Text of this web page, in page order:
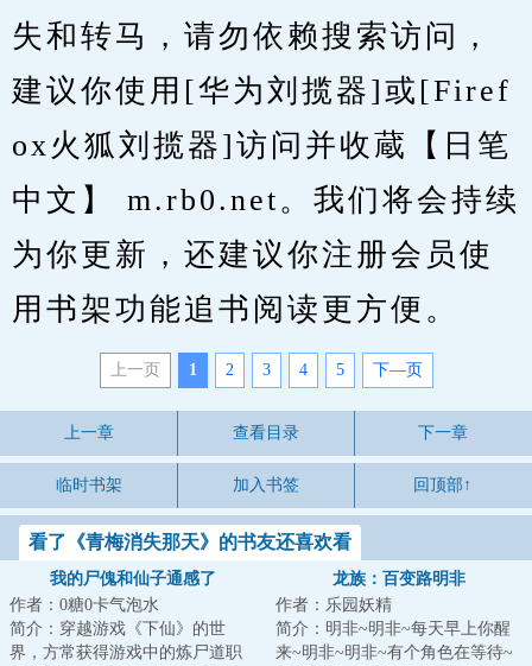
失和转马，请勿依赖搜索访问，
建议你使用[华为刘揽器]或[Firef
ox火狐刘揽器]访问并收蔵【日笔
中文】 m.rb0.net。我们将会持续
为你更新，还建议你注册会员使
用书架功能追书阅读更方便。
上一页 1 2 3 4 5 下—页
上一章 查看目录 下一章
临时书架 加入书签 回顶部↑
看了《青梅消失那天》的书友还喜欢看
我的尸傀和仙子通感了
作者：0糖0卡气泡水
简介：穿越游戏《下仙》的世
界，方常获得游戏中的炼尸道职
龙族：百变路明非
作者：乐园妖精
简介：明非~明非~每天早上你醒
来~明非~明非~有个角色在等待~